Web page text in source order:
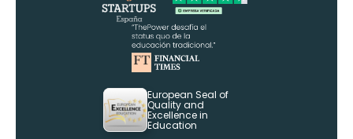
European Seal of
Quality and
Excellence in
Education